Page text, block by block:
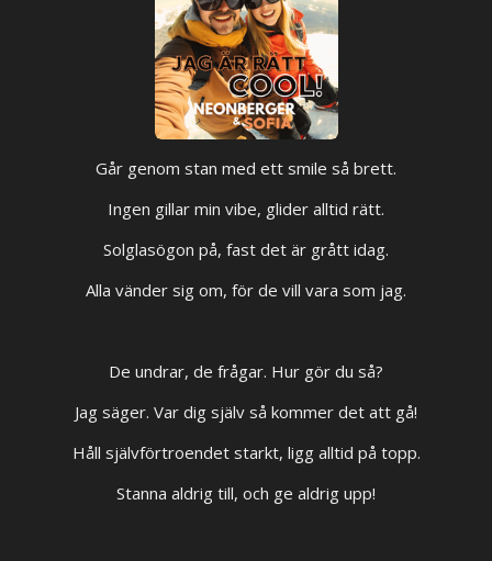
Går genom stan med ett smile så brett.
Ingen gillar min vibe, glider alltid rätt.
Solglasögon på, fast det är grått idag.
Alla vänder sig om, för de vill vara som jag.
De undrar, de frågar. Hur gör du så?
Jag säger. Var dig själv så kommer det att gå!
Håll självförtroendet starkt, ligg alltid på topp.
Stanna aldrig till, och ge aldrig upp!